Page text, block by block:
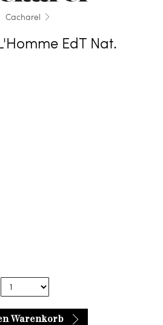
Cacharel
EdT Nat.
Warenkorb